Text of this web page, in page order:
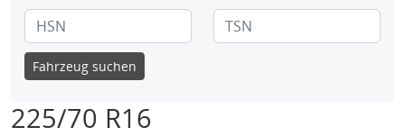
Fahrzeug suchen
225/70 R16